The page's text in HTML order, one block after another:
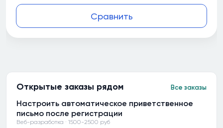
Сравнить
Открытые заказы рядом Все заказы
Настроить автоматическое приветственное
письмо после регистрации
Веб-разработка · 1500-2500 руб